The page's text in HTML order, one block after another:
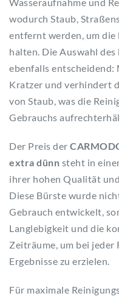
wodurch Staub,
entfernt werden, um die
halten. Die Auswahl
ebenfalls
Kratzer und verhindert
von Staub, was die
Gebrauchs
Der Preis der
extra dünn steht in
ihrer hohen Qualität
Diese Bürste wurde
Gebrauch entwickelt,
Langlebigkeit und die
Zeiträume, um bei
Ergebnisse zu erzielen.
Für maximale